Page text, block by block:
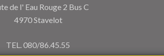
de l' Eau Rouge 2 Bus C
4970 Stavelot
TEL.080/86.45.55